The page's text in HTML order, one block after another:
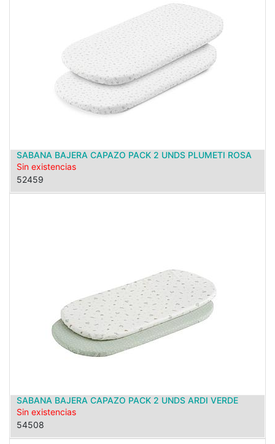
SABANA BAJERA CAPAZO PACK 2 UNDS PLUMETI ROSA
Sin existencias
52459
SABANA BAJERA CAPAZO PACK 2 UNDS ARDI VERDE
Sin existencias
54508